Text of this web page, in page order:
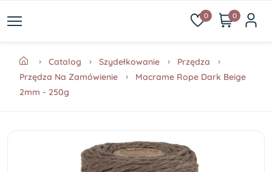
0 0
Catalog Szydełkowanie
Przędza
Przędza Na Zamówienie
Macrame Rope Dark Beige
2mm - 250g